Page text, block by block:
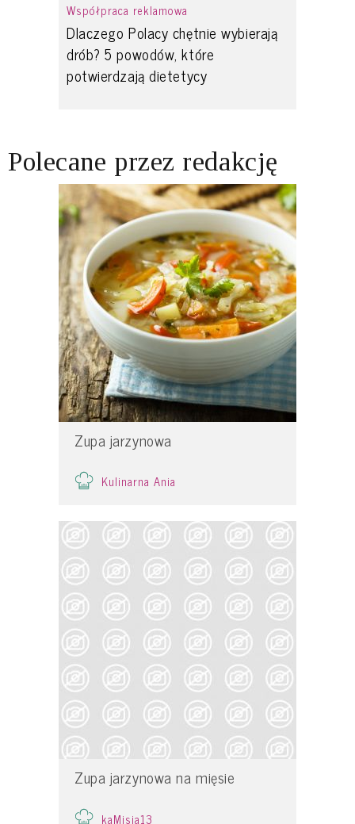
Współpraca reklamowa
Dlaczego Polacy chętnie wybierają
drób? 5 powodów, które
potwierdzają dietetycy
Polecane przez redakcję
Zupa jarzynowa
Kulinarna Ania
Zupa jarzynowa na mięsie
kaMisia13